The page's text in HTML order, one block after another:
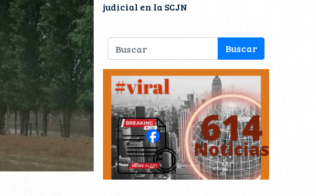
judicial en la SCJN